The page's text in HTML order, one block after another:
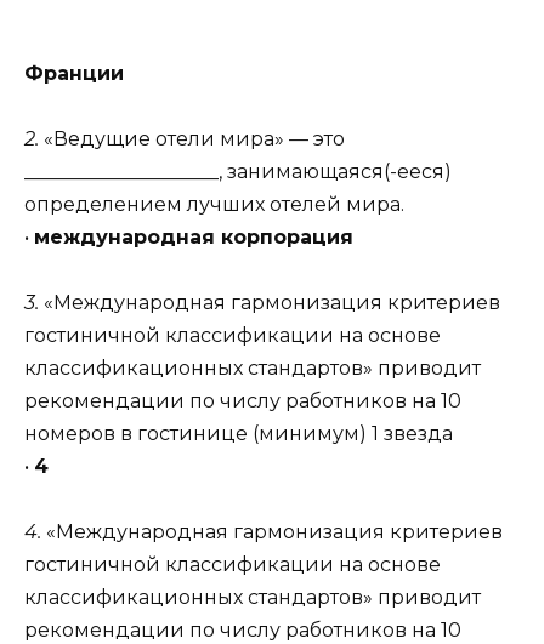
Франции
2. «Ведущие отели мира» — это
____________________, занимающаяся(-ееся)
определением лучших отелей мира.
• международная корпорация
3. «Международная гармонизация критериев
гостиничной классификации на основе
классификационных стандартов» приводит
рекомендации по числу работников на 10
номеров в гостинице (минимум) 1 звезда
• 4
4. «Международная гармонизация критериев
гостиничной классификации на основе
классификационных стандартов» приводит
рекомендации по числу работников на 10